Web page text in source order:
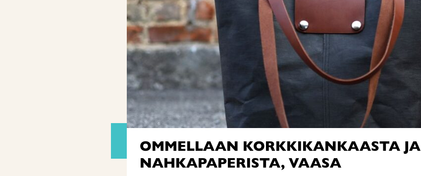
OMMELLAAN KORKKIKANKAASTA JA
NAHKAPAPERISTA, VAASA